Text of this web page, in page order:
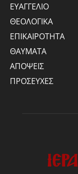
ΕΥΑΓΓΕΛΙΟ
ΘΕΟΛΟΓΙΚΑ
ΕΠΙΚΑΙΡΟΤΗΤΑ
ΘΑΥΜΑΤΑ
ΑΠΟΨΕΙΣ
ΠΡΟΣΕΥΧΕΣ